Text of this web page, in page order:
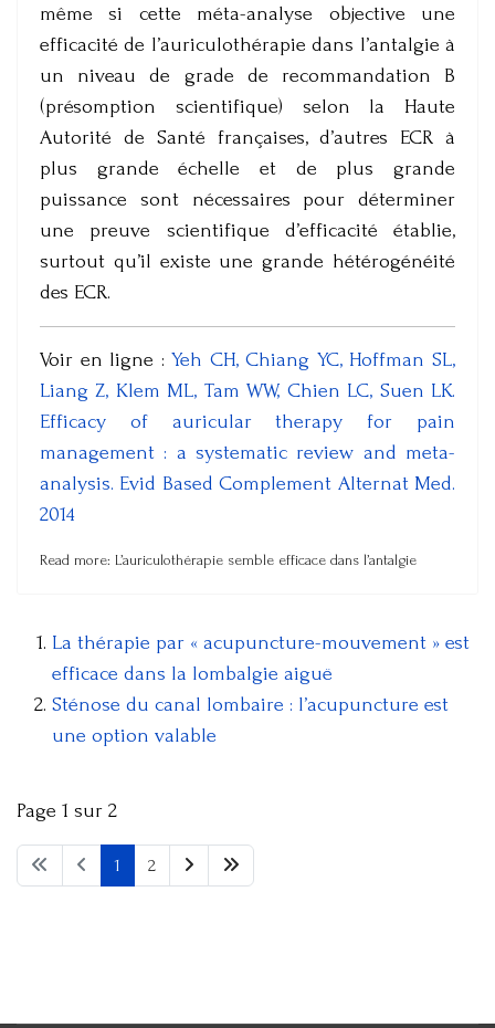
même si cette méta-analyse objective une
efficacité de l’auriculothérapie dans l’antalgie à
un niveau de grade de recommandation B
(présomption scientifique) selon la Haute
Autorité de Santé françaises, d’autres ECR à
plus grande échelle et de plus grande
puissance sont nécessaires pour déterminer
une preuve scientifique d’efficacité établie,
surtout qu’il existe une grande hétérogénéité
des ECR.
Voir en ligne :Yeh CH, Chiang YC, Hoffman SL,
Liang Z, Klem ML, Tam WW, Chien LC, Suen LK.
Efficacy of auricular therapy for pain
management : a systematic review and meta-
analysis. Evid Based Complement Alternat Med.
2014
Read more: L’auriculothérapie semble efficace dans l’antalgie
La thérapie par « acupuncture-mouvement » est
efficace dans la lombalgie aiguë
Sténose du canal lombaire : l’acupuncture est
une option valable
Page 1 sur 2
1 2